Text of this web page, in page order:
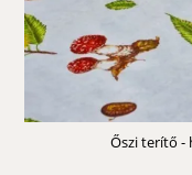
Őszi terítő -